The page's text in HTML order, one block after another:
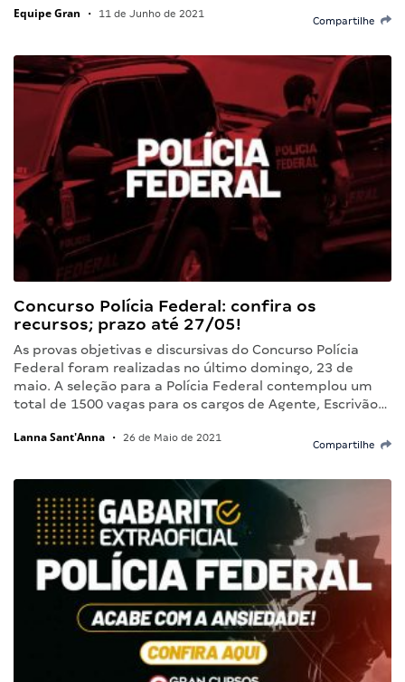
Equipe Gran • 11 de Junho de 2021
Compartilhe
Concurso Polícia Federal: confira os
recursos; prazo até 27/05!
As provas objetivas e discursivas do Concurso Polícia
Federal foram realizadas no último domingo, 23 de
maio. A seleção para a Polícia Federal contemplou um
total de 1500 vagas para os cargos de Agente, Escrivão…
Lanna Sant'Anna • 26 de Maio de 2021
Compartilhe